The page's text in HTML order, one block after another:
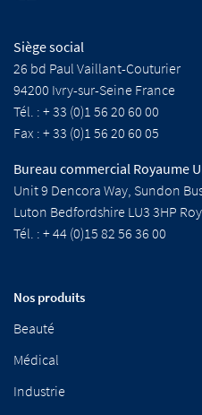
Siège social
26 bd Paul Vaillant-Couturier
94200 Ivry-sur-Seine France
Tél. : + 33 (0)1 56 20 60 00
Fax : + 33 (0)1 56 20 60 05
Bureau commercial Royaume
Unit 9 Dencora Way, Sundon
Luton Bedfordshire LU3 3HP
Tél. : + 44 (0)15 82 56 36 00
Nos produits
Beauté
Médical
Industrie